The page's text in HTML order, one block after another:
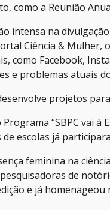
como a Reunião
intensa na
Ciência & Mulher,
como Facebook,
e problemas atuais
projetos
“SBPC vai
de escolas já
feminina na
de
e já